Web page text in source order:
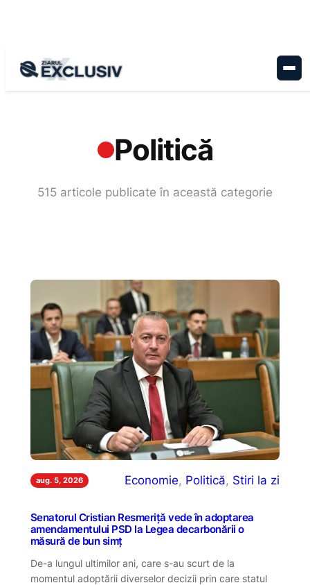
Acasă›Politică
Politică
515 articole publicate în această categorie
aug. 5, 2026 Economie, Politică, Stiri la zi
Senatorul Cristian Resmeriță vede în adoptarea
amendamentului PSD la Legea decarbonării o
măsură de bun simț
De-a lungul ultimilor ani, care s-au scurt de la
momentul adoptării diverselor decizii prin care statul